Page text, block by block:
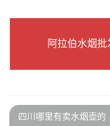
阿拉伯水烟
四川哪里有卖水烟壶的